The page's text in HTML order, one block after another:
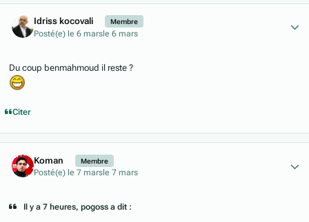
Idriss kocovali Membre
Posté(e) le 6 marsle 6 mars
Du coup benmahmoud il reste ?
Citer
Koman Membre
Posté(e) le 7 mars le 7 mars
Il y a 7 heures, pogoss a dit :